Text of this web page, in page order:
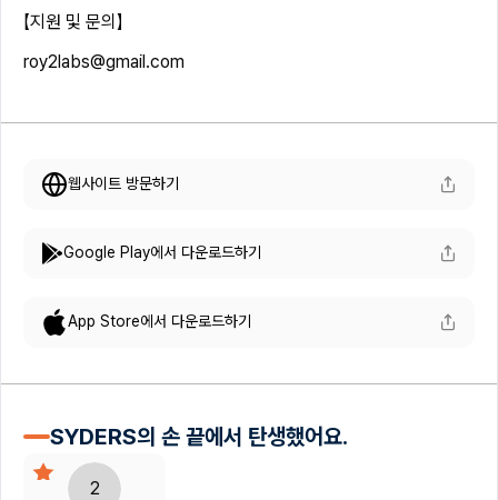
【지원 및 문의】
roy2labs@gmail.com
웹사이트 방문하기
Google Play에서 다운로드하기
App Store에서 다운로드하기
SYDERS의 손 끝에서 탄생했어요.
2